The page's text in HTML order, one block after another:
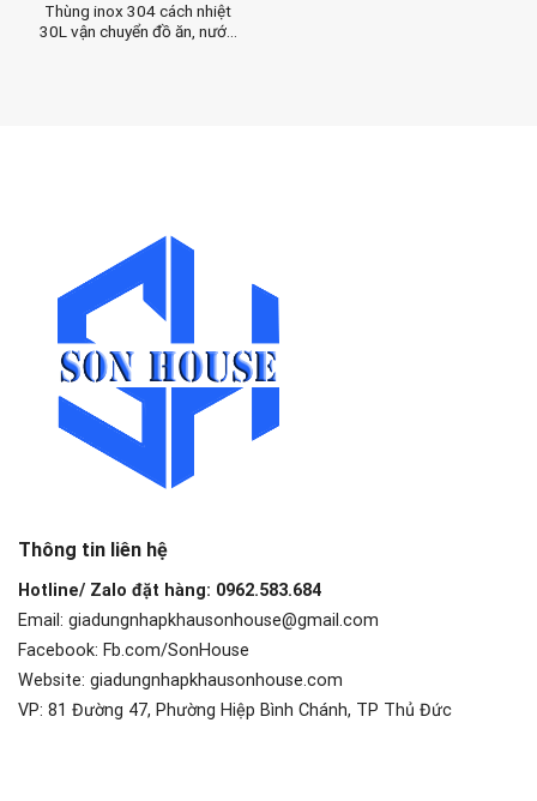
Thùng inox 304 cách nhiệt
30L vận chuyển đồ ăn, nước
Thông tin liên hệ
Hotline/ Zalo đặt hàng: 0962.583.684
Email: giadungnhapkhausonhouse@gmail.com
Facebook: Fb.com/SonHouse
Website: giadungnhapkhausonhouse.com
VP: 81 Đường 47, Phường Hiệp Bình Chánh, TP Thủ Đức